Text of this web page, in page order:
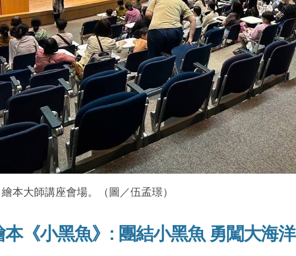
繪本大師講座會場。（圖／伍孟璟）
本《小黑魚》: 團結小黑魚 勇闖大海洋